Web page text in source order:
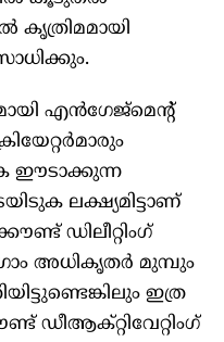
കൃത്രിമമായി
എന്‍ഗേജ്‌മെന്‍റ്
ഈടാക്കുന്ന
ലക്ഷ്യമിട്ടാണ്
ഡിലീറ്റിംഗ്
അധികൃതര്‍ മുമ്പും
ഇത്ര
ഡീആക്റ്റിവേറ്റിംഗ്